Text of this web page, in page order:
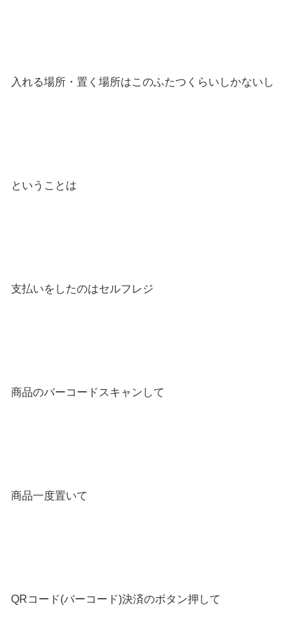
入れる場所・置く場所はこのふたつくらいしかないし
ということは
支払いをしたのはセルフレジ
商品のバーコードスキャンして
商品一度置いて
QRコード(バーコード)決済のボタン押して